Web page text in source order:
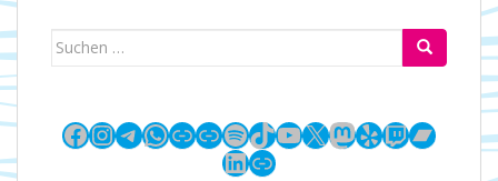
Suchen
Facebook
Instagram
Telegram
WhatsApp
LinkLinkSpotify
TikTok
YouTube
X Mastodon
YelpTwitch
LinkedIn
Link